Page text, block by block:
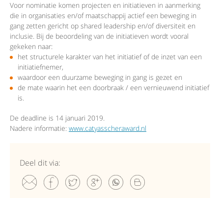
Voor nominatie komen projecten en initiatieven in aanmerking
die in organisaties en/of maatschappij actief een beweging in
gang zetten gericht op shared leadership en/of diversiteit en
inclusie. Bij de beoordeling van de initiatieven wordt vooral
gekeken naar:
het structurele karakter van het initiatief of de inzet van een
initiatiefnemer,
waardoor een duurzame beweging in gang is gezet en
de mate waarin het een doorbraak / een vernieuwend initiatief
is.
De deadline is 14 januari 2019.
Nadere informatie: www.catyasscheraward.nl
Deel dit via: